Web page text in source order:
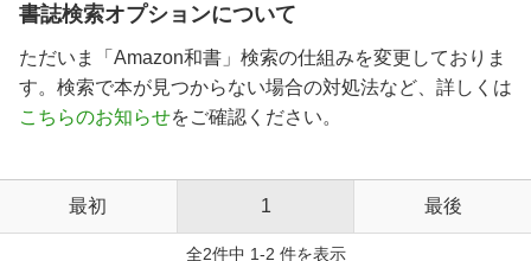
書誌検索オプションについて
ただいま「Amazon和書」検索の仕組みを変更しておりま
す。検索で本が見つからない場合の対処法など、詳しくは
こちらのお知らせをご確認ください。
最初 1 最後
全2件中 1-2 件を表示